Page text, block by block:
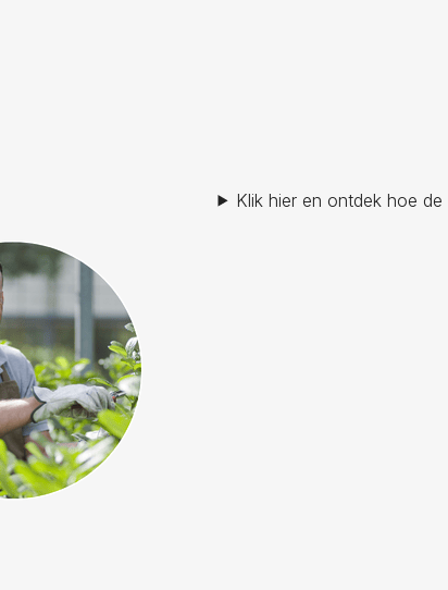
Klik hier en ontdek hoe